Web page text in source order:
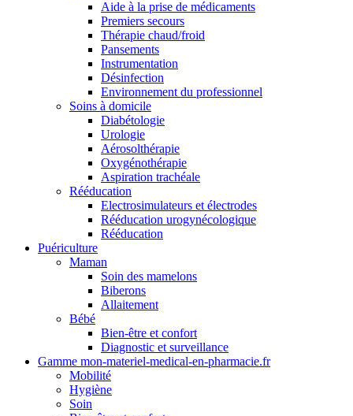
Aide à la prise de médicaments
Premiers secours
Thérapie chaud/froid
Pansements
Instrumentation
Désinfection
Environnement du professionnel
Soins à domicile
Diabétologie
Urologie
Aérosolthérapie
Oxygénothérapie
Aspiration trachéale
Rééducation
Electrosimulateurs et électrodes
Rééducation urogynécologique
Rééducation
Puériculture
Maman
Soin des mamelons
Biberons
Allaitement
Bébé
Bien-être et confort
Diagnostic et surveillance
Gamme mon-materiel-medical-en-pharmacie.fr
Mobilité
Hygiène
Soin